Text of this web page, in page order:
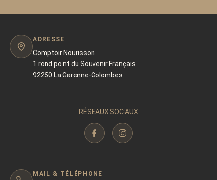
ADRESSE
Comptoir Nourisson
1 rond point du Souvenir Français
92250 La Garenne-Colombes
RÉSEAUX SOCIAUX
MAIL & TÉLÉPHONE